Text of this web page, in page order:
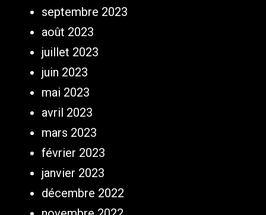
septembre 2023
août 2023
juillet 2023
juin 2023
mai 2023
avril 2023
mars 2023
février 2023
janvier 2023
décembre 2022